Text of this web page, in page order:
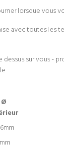
lorsque vous
avec toutes les
sur vous -
Ø